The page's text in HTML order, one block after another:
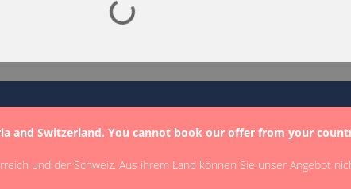
Lade SPORTDIGITAL+ Mediathek
and Switzerland. You cannot book our offer from your
und der Schweiz. Aus ihrem Land können Sie unser Angebot